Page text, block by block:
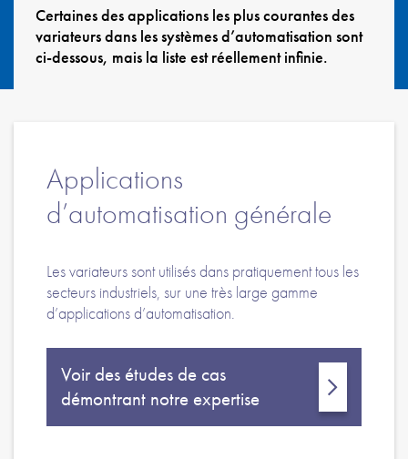
Certaines des applications les plus courantes des
variateurs dans les systèmes d’automatisation sont
ci-dessous, mais la liste est réellement infinie.
Applications
d’automatisation générale
Les variateurs sont utilisés dans pratiquement tous les
secteurs industriels, sur une très large gamme
d’applications d’automatisation.
Voir des études de cas
démontrant notre expertise